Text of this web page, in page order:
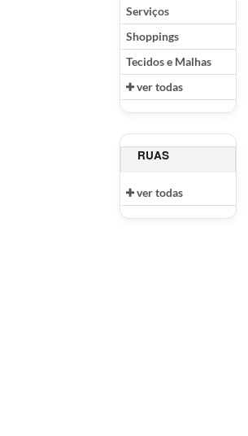
Serviços
Shoppings
Tecidos e Malhas
ver todas
RUAS
ver todas